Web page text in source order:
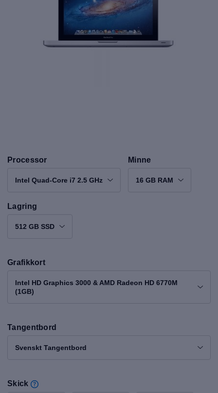
Processor
Intel Quad-Core i7 2.5 GHz
Minne
16 GB RAM
Lagring
512 GB SSD
Grafikkort
Intel HD Graphics 3000 & AMD Radeon HD 6770M
(1GB)
Tangentbord
Svenskt Tangentbord
Skick